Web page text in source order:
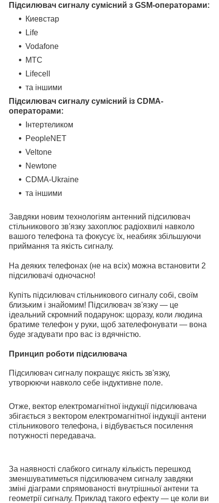
Підсилювач сигналу сумісний з GSM-операторами:
Киевстар
Life
Vodafone
МТС
Lifecell
та іншими
Підсилювач сигналу сумісний із CDMA-
операторами:
Інтертеликом
PeopleNET
Veltone
Newtone
CDMA-Ukraine
та іншими
Завдяки новим технологіям антенний підсилювач
стільникового зв'язку захоплює радіохвилі навколо
вашого телефона та фокусує їх, неабияк збільшуючи
приймання та якість сигналу.
На деяких телефонах (не на всіх) можна встановити 2
підсилювачі одночасно!
Купіть підсилювач стільникового сигналу собі, своїм
близьким і знайомим! Підсилювач зв'язку — це
ідеальний скромний подарунок: щоразу, коли людина
братиме телефон у руки, щоб зателефонувати — вона
буде згадувати про вас із вдячністю.
Принцип роботи підсилювача
Підсилювач сигналу покращує якість зв'язку,
утворюючи навколо себе індуктивне поле.
Отже, вектор електромагнітної індукції підсилювача
збігається з вектором електромагнітної індукції антени
стільникового телефона, і відбувається посилення
потужності передавача.
За наявності слабкого сигналу кількість перешкод
зменшуватиметься підсилювачем сигналу завдяки
зміні діаграми спрямованості внутрішньої антени та
геометрії сигналу. Приклад такого ефекту — це коли ви